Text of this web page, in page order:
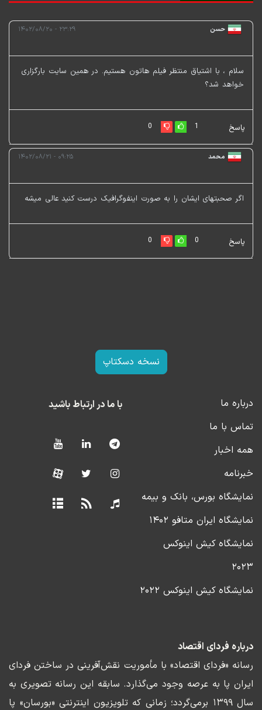
حسن ۲۳:۲۹ - ۱۴۰۲/۰۸/۲۰
سلام ، با اشتیاق منتظر فیلم هاتون هستیم. در همین سایت بارگزاری
خواهد شد؟
پاسخ 1
0
محمد ۰۹:۲۵ - ۱۴۰۲/۰۸/۲۱
اگر صحبتهای ایشان را به صورت اینفوگرافیک درست کنید عالی میشه
پاسخ 0
0
نسخه دسکتاپ
درباره ما
تماس با ما
همه اخبار
خبرنامه
نمایشگاه بورس، بانک و بیمه
نمایشگاه ایران متافو ۱۴۰۲
نمایشگاه کیش اینوکس
۲۰۲۳
نمایشگاه کیش اینوکس ۲۰۲۲
با ما در ارتباط باشید
درباره فردای اقتصاد
رسانه «فردای اقتصاد» با مأموریت نقش‌آفرینی در ساختن فردای
ایران پا به عرصه وجود می‌گذارد. سابقه این رسانه تصویری به
سال ۱۳۹۹ برمی‌گردد؛ زمانی که تلویزیون اینترنتی «بورسان» پا